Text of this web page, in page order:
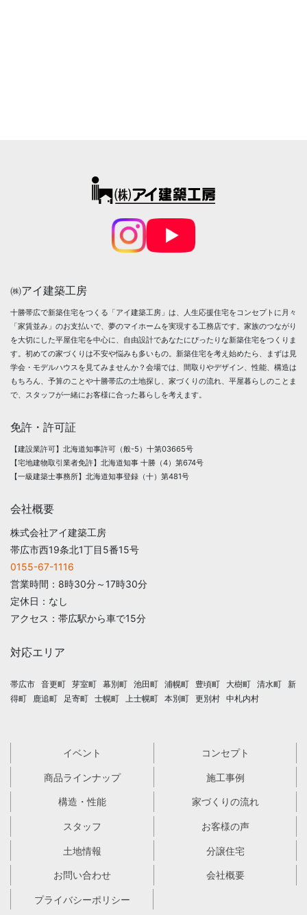
㈱アイ建築工房
十勝帯広で新築住宅をつくる「アイ建築工房」は、人生応援住宅をコンセプトに月々
「家賃並み」のお支払いで、夢のマイホームを実現する工務店です。家族のつながり
を大切にした平屋住宅を中心に、自由設計であなたにぴったりな新築住宅をつくりま
す。初めての家づくりは不安や悩みも多いもの。新築住宅を考え始めたら、まずは見
学会・モデルハウスを見てみませんか？会場では、間取りやデザイン、性能、構造は
もちろん、予算のことや十勝帯広の土地探し、家づくりの流れ、平屋暮らしのことま
で、スタッフが一緒にお客様に合った暮らしを考えます。
免許・許可証
【建設業許可】北海道知事許可（般-5）十第03665号
【宅地建物取引業者免許】北海道知事 十勝（4）第674号
【一級建築士事務所】北海道知事登録（十）第481号
会社概要
株式会社アイ建築工房
帯広市西19条北1丁目5番15号
0155-67-1116
営業時間：8時30分～17時30分
定休日：なし
アクセス：帯広駅から車で15分
対応エリア
帯広市 音更町 芽室町 幕別町 池田町 浦幌町 豊頃町 大樹町 清水町 新
得町
鹿追町 足寄町 士幌町 上士幌町 本別町 更別村 中札内村
イベント コンセプト
商品ラインナップ 施工事例
構造・性能 家づくりの流れ
スタッフ お客様の声
土地情報 分譲住宅
お問い合わせ 会社概要
プライバシーポリシー